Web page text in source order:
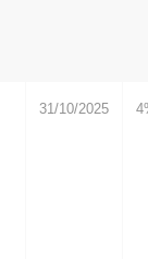
31/10/2025